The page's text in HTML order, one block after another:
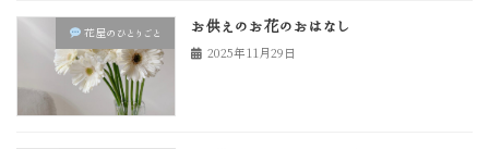
花屋のひとりごと お供えのお花のおはなし
2025年11月29日